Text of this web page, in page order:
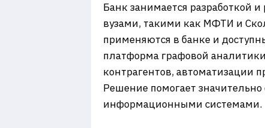
Банк занимается разработкой
вузами, такими как МФТИ и
применяются в банке и
платформа графовой
контрагентов, автоматизации
Решение помогает
информационными системами.